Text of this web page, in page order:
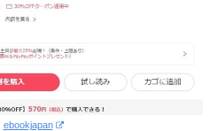
ebookjapan